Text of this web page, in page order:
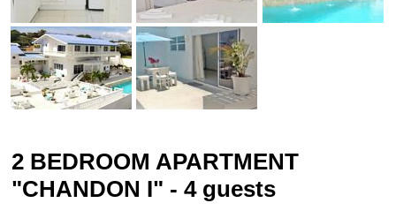
2 BEDROOM APARTMENT
"CHANDON I" - 4 guests